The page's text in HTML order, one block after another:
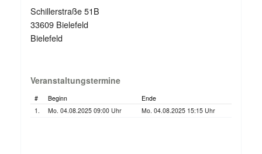
Schillerstraße 51B
33609 Bielefeld
Bielefeld
Veranstaltungstermine
# Beginn
Ende
1.
Mo. 04.08.2025 09:00 Uhr Mo. 04.08.2025 15:15 Uhr